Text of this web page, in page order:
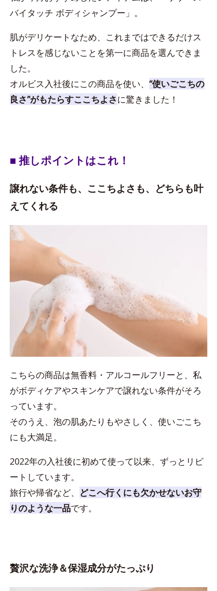
バイタッチ ボディシャンプー」。
肌がデリケートなため、これまではできるだけス
トレスを感じないことを第一に商品を選んできま
した。
オルビス入社後にこの商品を使い、 “使いごこちの
良さ”がもたらすここちよさに驚きました！
■ 推しポイントはこれ！
譲れない条件も、ここちよさも、どちらも叶
えてくれる
こちらの商品は無香料・アルコールフリーと、私
がボディケアやスキンケアで譲れない条件がそろ
っています。
そのうえ、泡の肌あたりもやさしく、使いごこち
にも大満足。
2022年の入社後に初めて使って以来、ずっとリピ
ートしています。
旅行や帰省など、 どこへ行くにも欠かせないお守
りのような一品です。
贅沢な洗浄＆保湿成分がたっぷり